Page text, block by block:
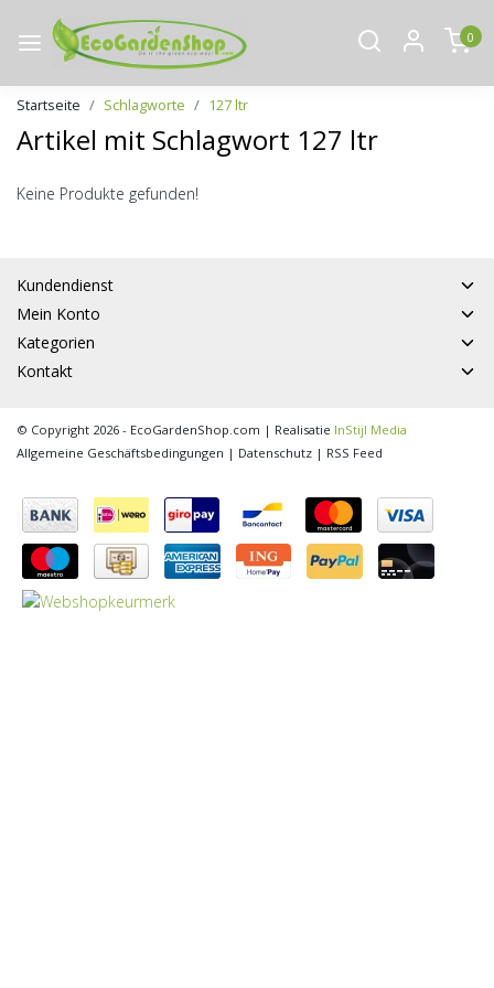
0
Startseite Schlagworte 127 ltr
Artikel mit Schlagwort 127 ltr
Keine Produkte gefunden!
Kundendienst
Mein Konto
Kategorien
Kontakt
© Copyright 2026 - EcoGardenShop.com | Realisatie InStijl Media
Allgemeine Geschäftsbedingungen | Datenschutz | RSS Feed